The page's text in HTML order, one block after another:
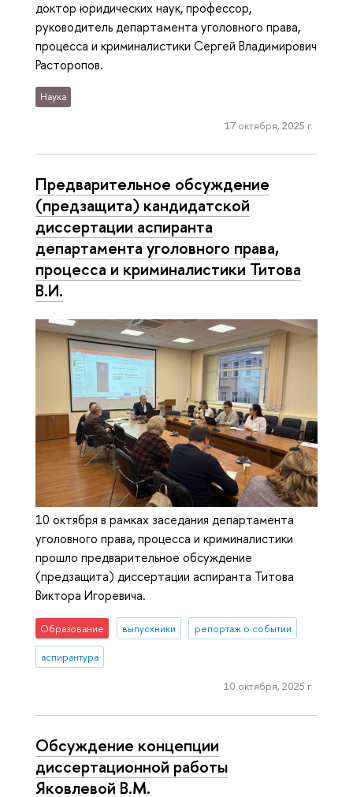
доктор юридических наук, профессор,
руководитель департамента уголовного права,
процесса и криминалистики Сергей Владимирович
Расторопов.
Наука
17 октября, 2025 г.
Предварительное обсуждение
(предзащита) кандидатской
диссертации аспиранта
департамента уголовного права,
процесса и криминалистики Титова
В.И.
10 октября в рамках заседания департамента
уголовного права, процесса и криминалистики
прошло предварительное обсуждение
(предзащита) диссертации аспиранта Титова
Виктора Игоревича.
Образование выпускники репортаж о событии
аспирантура
10 октября, 2025 г.
Обсуждение концепции
диссертационной работы
Яковлевой В.М.